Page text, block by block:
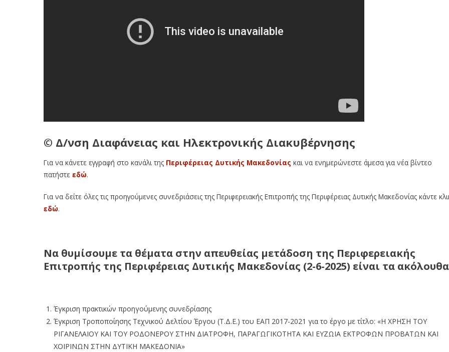
© Δ/νση Διαφάνειας και Ηλεκτρονικής Διακυβέρνησης
Για να κάνετε εγγραφή στο κανάλι της Περιφέρειας Δυτικής Μακεδονίας και να ενημερώνεστε άμεσα για νέα βίντεο
πατήστε εδώ.
Για να δείτε όλες τις προηγούμενες συνεδριάσεις της Περιφερειακής Επιτροπής της Περιφέρειας Δυτικής Μακεδονίας κάντε
εδώ.
Να θυμίσουμε τα θέματα στην απευθείας μετάδοση της Περιφερειακής
Επιτροπής της Περιφέρειας Δυτικής Μακεδονίας (2-6-2025) είναι τα
Έγκριση πρακτικών προηγούμενης συνεδρίασης
Έγκριση Τροποποίησης Τεχνικού Δελτίου Έργου (Τ.Δ.Ε.) του ΕΑΠ 2017-2021 για το έργο με τίτλο: «Η ΧΡΗΣΗ ΤΟΥ
ΡΙΓΑΝΕΛΑΙΟΥ ΚΑΙ ΤΟΥ ΡΟΔΟΝΕΡΟΥ ΣΤΗΝ ΔΙΑΤΡΟΦΗ, ΠΑΡΑΓΩΓΙΚΟΤΗΤΑ ΚΑΙ ΕΥΖΩΙΑ ΕΚΤΡΟΦΩΝ ΠΡΟΒΑΤΩΝ ΚΑΙ
ΧΟΙΡΙΝΩΝ ΣΤΗΝ ΔΥΤΙΚΗ ΜΑΚΕΔΟΝΙΑ»